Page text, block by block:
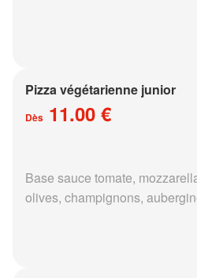
Pizza végétarienne junior
Dès 11.00 €
Base sauce tomate,
olives, champignons,